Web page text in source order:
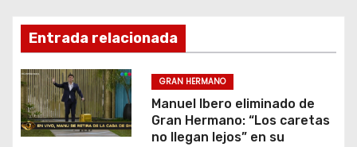
g
a
c
i
Entrada relacionada
GRAN HERMANO
Manuel Ibero eliminado de
Gran Hermano: “Los caretas
no llegan lejos” en su